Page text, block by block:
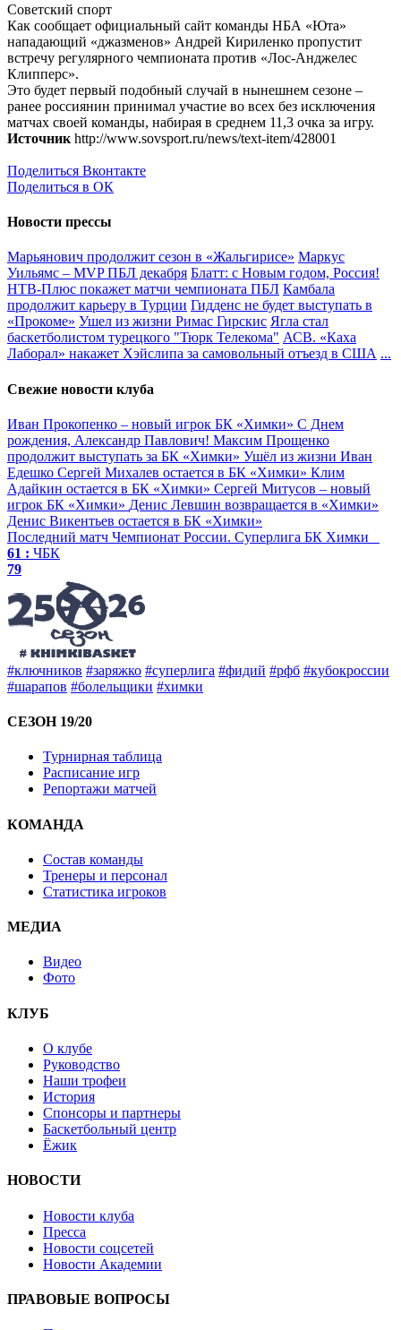
Советский спорт
Как сообщает официальный сайт команды НБА «Юта»
нападающий «джазменов» Андрей Кириленко пропустит
встречу регулярного чемпионата против «Лос-Анджелес
Клипперс».
Это будет первый подобный случай в нынешнем сезоне –
ранее россиянин принимал участие во всех без исключения
матчах своей команды, набирая в среднем 11,3 очка за игру.
Источник http://www.sovsport.ru/news/text-item/428001
Поделиться Вконтакте
Поделиться в ОК
Новости прессы
Марьянович продолжит сезон в «Жальгирисе» Маркус
Уильямс – MVP ПБЛ декабря Блатт: с Новым годом, Россия!
НТВ-Плюс покажет матчи чемпионата ПБЛ Камбала
продолжит карьеру в Турции Гидденс не будет выступать в
«Прокоме» Ушел из жизни Римас Гирскис Ягла стал
баскетболистом турецкого "Тюрк Телекома" АСВ. «Каха
Лаборал» накажет Хэйслипа за самовольный отъезд в США ...
Свежие новости клуба
Иван Прокопенко – новый игрок БК «Химки» С Днем
рождения, Александр Павлович! Максим Прощенко
продолжит выступать за БК «Химки» Ушёл из жизни Иван
Едешко Сергей Михалев остается в БК «Химки» Клим
Адайкин остается в БК «Химки» Сергей Митусов – новый
игрок БК «Химки» Денис Левшин возвращается в «Химки»
Денис Викентьев остается в БК «Химки»
Последний матч Чемпионат России. Суперлига БК Химки
61 : ЧБК
79
#ключников #заряжко #суперлига #фидий #рфб #кубокроссии
#шарапов #болельщики #химки
СЕЗОН 19/20
Турнирная таблица
Расписание игр
Репортажи матчей
КОМАНДА
Состав команды
Тренеры и персонал
Статистика игроков
МЕДИА
Видео
Фото
КЛУБ
О клубе
Руководство
Наши трофеи
История
Спонсоры и партнеры
Баскетбольный центр
Ёжик
НОВОСТИ
Новости клуба
Пресса
Новости соцсетей
Новости Академии
ПРАВОВЫЕ ВОПРОСЫ